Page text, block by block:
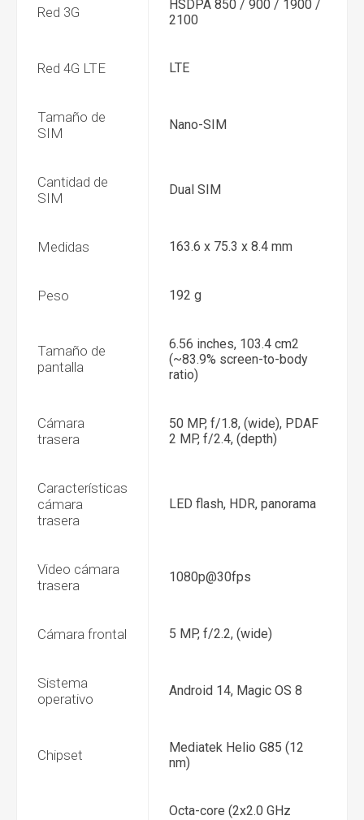
Red 3G
HSDPA 850 / 900 / 1900 /
2100
Red 4G LTE LTE
Tamaño de
SIM
Nano-SIM
Cantidad de
SIM
Dual SIM
Medidas 163.6 x 75.3 x 8.4 mm
Peso 192 g
Tamaño de
pantalla
6.56 inches, 103.4 cm2
(~83.9% screen-to-body
ratio)
Cámara
trasera
50 MP, f/1.8, (wide), PDAF
2 MP, f/2.4, (depth)
Características
cámara
trasera
LED flash, HDR, panorama
Video cámara
trasera
1080p@30fps
Cámara frontal 5 MP, f/2.2, (wide)
Sistema
operativo
Android 14, Magic OS 8
Chipset
Mediatek Helio G85 (12
nm)
Octa-core (2x2.0 GHz